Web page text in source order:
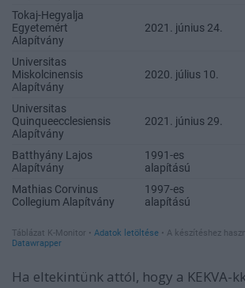
Ha eltekintünk attól, hogy a KEKVA-